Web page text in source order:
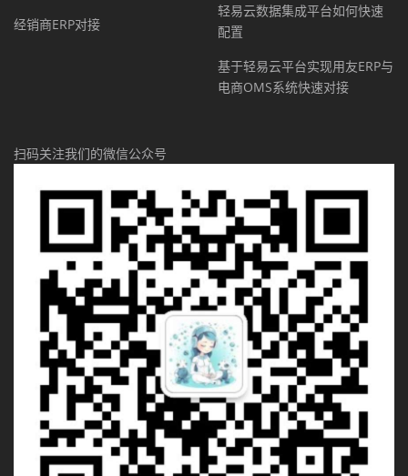
经销商ERP对接
轻易云数据集成平台如何快速
配置
基于轻易云平台实现用友ERP与
电商OMS系统快速对接
扫码关注我们的微信公众号